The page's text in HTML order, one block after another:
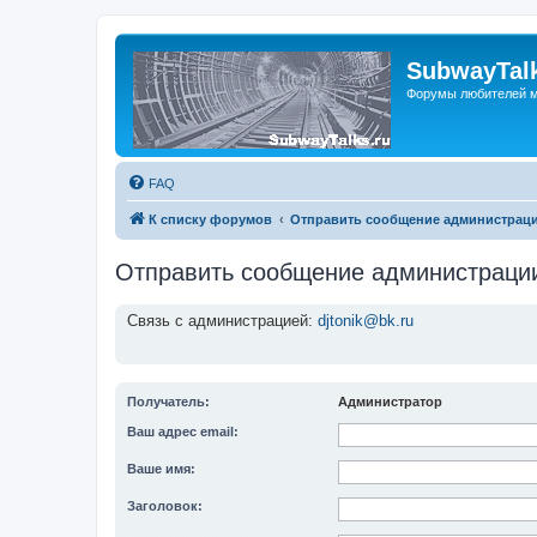
Форумы любителей
FAQ
К списку форумов Отправить сообщение
Отправить сообщение
Связь с администрацией: djtonik@bk.ru
Получатель: Администратор
Ваш адрес email:
Ваше имя:
Заголовок: